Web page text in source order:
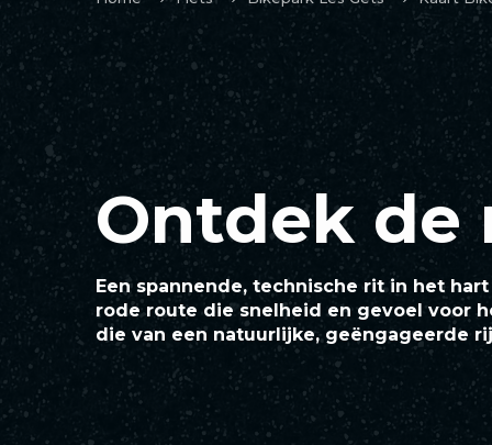
Ontdek de
Een spannende, technische rit in het
rode route die snelheid en gevoel voor
die van een natuurlijke, geëngageerde